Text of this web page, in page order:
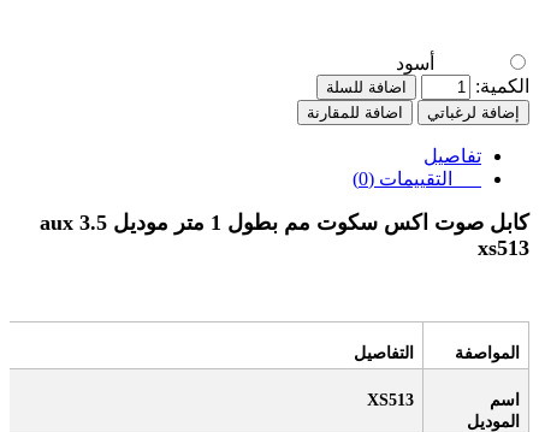
أسود
الكمية:
اضافة للسلة
إضافة لرغباتي
اضافة للمقارنة
تفاصيل
التقييمات (0)
كابل صوت اكس سكوت مم بطول 1 متر موديل
xs513
المواصفة التفاصيل
اسم
الموديل
XS513